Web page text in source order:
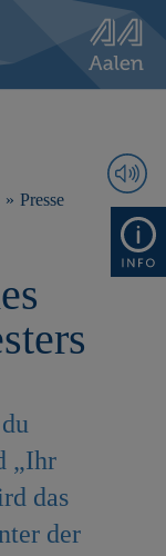
Presse
„Ihr
das
der